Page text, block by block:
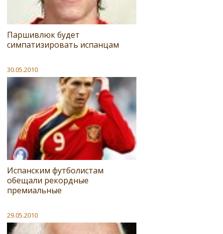
Паршивлюк будет
симпатизировать испанцам
30.05.2010
Испанским футболистам
обещали рекордные
премиальные
29.05.2010